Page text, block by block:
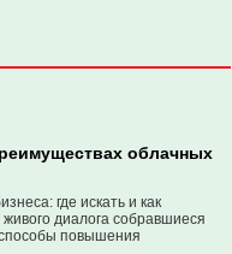
облачных
где искать и как
диалога собравшиеся
повышения